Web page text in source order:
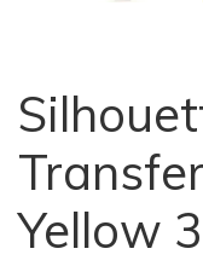
Yellow